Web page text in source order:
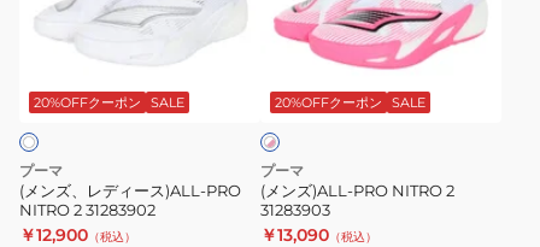
デ
ス)ALL-
PRO
NITRO
2
31283902
20%OFFクーポン SALE
プーマ
(メンズ、レディース)ALL-PRO
NITRO 2 31283902
￥12,900 （税込）
NITRO
31283903
20%OFFクーポン SALE
ホ
ワ
イ
ン
ク
プーマ
(メンズ)ALL-PRO NITRO 2
31283903
￥13,090 （税込）